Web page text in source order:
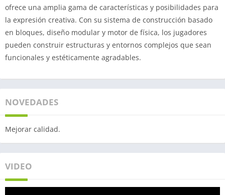
ofrece una amplia gama de características y posibilidades para
la expresión creativa. Con su sistema de construcción basado
en bloques, diseño modular y motor de física, los jugadores
pueden construir estructuras y entornos complejos que sean
funcionales y estéticamente agradables.
NOVEDADES
Mejorar calidad.
VIDEO